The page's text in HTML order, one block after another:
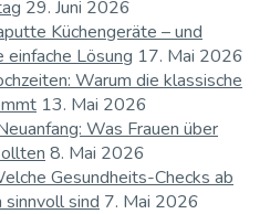
29. Juni 2026
Küchengeräte – und
einfache Lösung 17. Mai 2026
Warum die klassische
13. Mai 2026
Was Frauen über
8. Mai 2026
Gesundheits-Checks ab
sind 7. Mai 2026